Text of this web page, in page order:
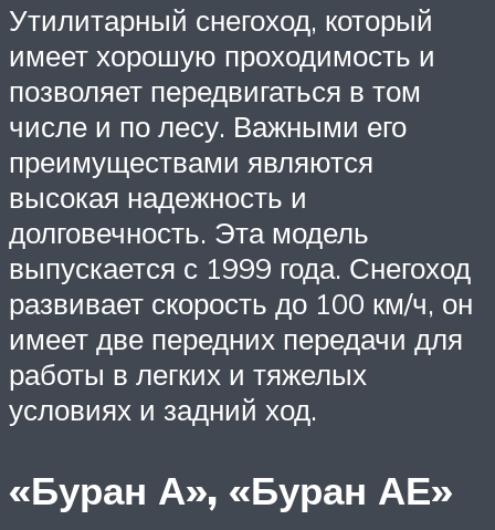
Утилитарный снегоход, который
имеет хорошую проходимость и
позволяет передвигаться в том
числе и по лесу. Важными его
преимуществами являются
высокая надежность и
долговечность. Эта модель
выпускается с 1999 года. Снегоход
развивает скорость до 100 км/ч, он
имеет две передних передачи для
работы в легких и тяжелых
условиях и задний ход.
«Буран А», «Буран АЕ»